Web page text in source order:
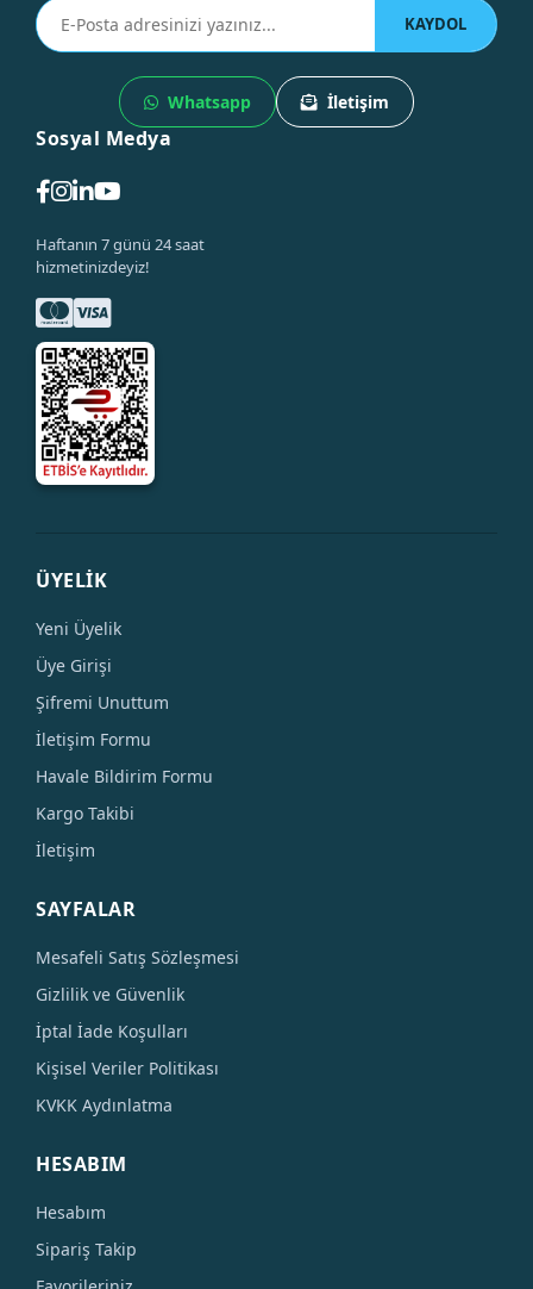
KAYDOL
Whatsapp İletişim
Sosyal Medya
Haftanın 7 günü 24 saat
hizmetinizdeyiz!
ÜYELİK
Yeni Üyelik
Üye Girişi
Şifremi Unuttum
İletişim Formu
Havale Bildirim Formu
Kargo Takibi
İletişim
SAYFALAR
Mesafeli Satış Sözleşmesi
Gizlilik ve Güvenlik
İptal İade Koşulları
Kişisel Veriler Politikası
KVKK Aydınlatma
HESABIM
Hesabım
Sipariş Takip